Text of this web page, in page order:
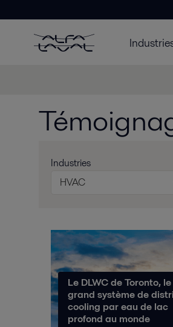
Industries
HVAC
Le DLWC de Toronto,
grand système de
cooling par eau de lac
profond au monde